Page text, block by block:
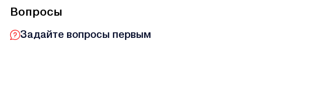
Вопросы
Задайте вопросы первым